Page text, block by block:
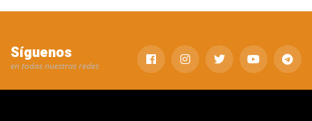
Síguenos
en todas nuestras redes